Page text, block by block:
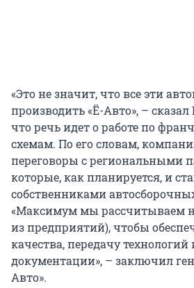
«Это не значит, что все эти
производить «Ё-Авто», –
что речь идет о работе по
схемам. По его словам,
переговоры с региональными
которые, как планируется, и
собственниками
«Максимум мы рассчитываем
из предприятий), чтобы
качества, передачу
документации», – заключил
Авто».